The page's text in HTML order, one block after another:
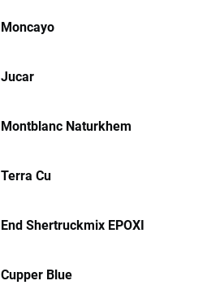
Moncayo
Jucar
Montblanc Naturkhem
Terra Cu
End Shertruckmix EPOXI
Cupper Blue